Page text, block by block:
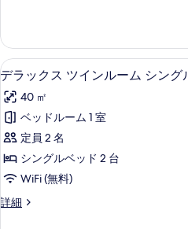
て
の
写
真
を
表
示
す
細
ム
（シ
ン
グ
ル
ベ
ッ
ド
2
ア
ト
リ
ル
ル
ー
ム
（シ
ン
グ
ル
デ
ラ
ッ
ク
ス
ツ
ン
4
デラックス ツインルーム シング
40 ㎡
ベッドルーム 1 室
定員 2 名
シングルベッド 2 台
WiFi (無料)
詳細
デ